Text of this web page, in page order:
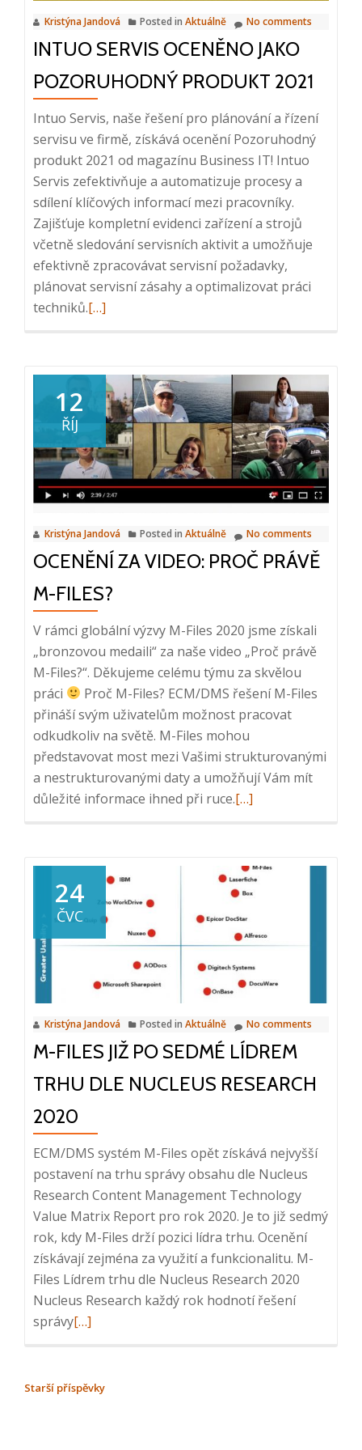
Partner
Kristýna Jandová Posted in Aktuálně No comments
INTUO SERVIS OCENĚNO JAKO
POZORUHODNÝ PRODUKT 2021
Intuo Servis, naše řešení pro plánování a řízení
servisu ve firmě, získává ocenění Pozoruhodný
produkt 2021 od magazínu Business IT! Intuo
Servis zefektivňuje a automatizuje procesy a
sdílení klíčových informací mezi pracovníky.
Zajišťuje kompletní evidenci zařízení a strojů
včetně sledování servisních aktivit a umožňuje
efektivně zpracovávat servisní požadavky,
plánovat servisní zásahy a optimalizovat práci
techniků.Read
Servis
oceněno
jako
Pozoruhodný
produkt
2021
[…]
12
ŘÍJ
Kristýna Jandová Posted in Aktuálně No comments
OCENĚNÍ ZA VIDEO: PROČ PRÁVĚ
M-FILES?
V rámci globální výzvy M-Files 2020 jsme získali
„bronzovou medaili“ za naše video „Proč právě
M-Files?“. Děkujeme celému týmu za skvělou
práci
Proč M-Files? ECM/DMS řešení M-Files
přináší svým uživatelům možnost pracovat
odkudkoliv na světě. M-Files mohou
představovat most mezi Vašimi strukturovanými
a nestrukturovanými daty a umožňují Vám mít
důležité informace ihned při ruce.Read
za
video:
Proč
právě
M-
Files?
[…]
24
ČVC
Kristýna Jandová Posted in Aktuálně No comments
M-FILES JIŽ PO SEDMÉ LÍDREM
TRHU DLE NUCLEUS RESEARCH
2020
ECM/DMS systém M-Files opět získává nejvyšší
postavení na trhu správy obsahu dle Nucleus
Research Content Management Technology
Value Matrix Report pro rok 2020. Je to již sedmý
rok, kdy M-Files drží pozici lídra trhu. Ocenění
získávají zejména za využití a funkcionalitu. M-
Files Lídrem trhu dle Nucleus Research 2020
Nucleus Research každý rok hodnotí řešení
správyRead
M-
[…]
NAVIGACE
Starší příspěvky